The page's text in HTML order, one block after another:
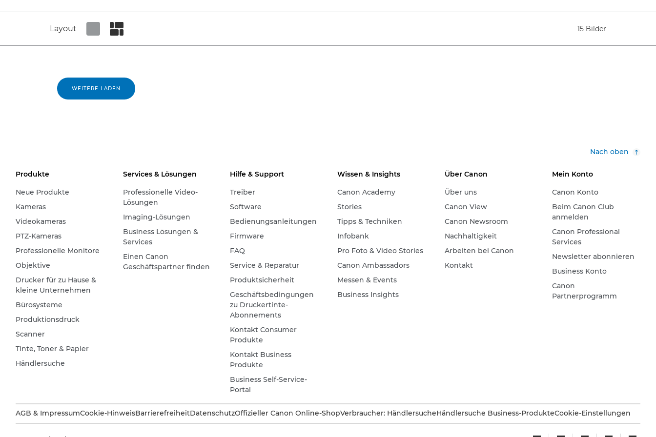
Layout 15 Bilder
WEITERE LADEN
Nach oben
Produkte
Neue Produkte
Kameras
Videokameras
PTZ-Kameras
Professionelle Monitore
Objektive
Drucker für zu Hause &
kleine Unternehmen
Bürosysteme
Produktionsdruck
Scanner
Tinte, Toner & Papier
Händlersuche
Services & Lösungen
Professionelle Video-
Lösungen
Imaging-Lösungen
Business Lösungen &
Services
Einen Canon
Geschäftspartner finden
Hilfe & Support
Treiber
Software
Bedienungsanleitungen
Firmware
FAQ
Service & Reparatur
Produktsicherheit
Geschäftsbedingungen
zu Druckertinte-
Abonnements
Kontakt Consumer
Produkte
Kontakt Business
Produkte
Business Self-Service-
Portal
Wissen & Insights
Canon Academy
Stories
Tipps & Techniken
Infobank
Pro Foto & Video Stories
Canon Ambassadors
Messen & Events
Business Insights
Über Canon
Über uns
Canon View
Canon Newsroom
Nachhaltigkeit
Arbeiten bei Canon
Kontakt
Mein Konto
Canon Konto
Beim Canon Club
anmelden
Canon Professional
Services
Newsletter abonnieren
Business Konto
Canon
Partnerprogramm
AGB & ImpressumCookie-HinweisBarrierefreiheitDatenschutzOffizieller Canon Online-ShopVerbraucher: HändlersucheHändlersuche Business-ProdukteCookie-Einstellungen